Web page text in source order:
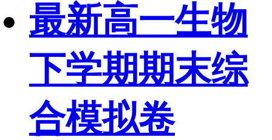
最新高一生物
下学期期末综
合模拟卷